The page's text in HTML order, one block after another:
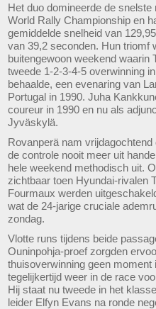
Het duo domineerde de
World Rally Championship en
gemiddelde snelheid van
van 39,2 seconden. Hun triomf
buitengewoon weekend waarin
tweede 1-2-3-4-5 overwinning
behaalde, een evenaring van
Portugal in 1990. Juha
coureur in 1990 en nu als
Jyväskylä.
Rovanperä nam
de controle nooit meer uit
hele weekend methodisch uit.
zichtbaar toen Hyundai-rivalen
Fourmaux werden
wat de 24-jarige cruciale
zondag.
Vlotte runs tijdens beide
Ouninpohja-proef zorgden
thuisoverwinning geen
tegelijkertijd weer in de race
Hij staat nu tweede in het
leider Elfyn Evans na ronde